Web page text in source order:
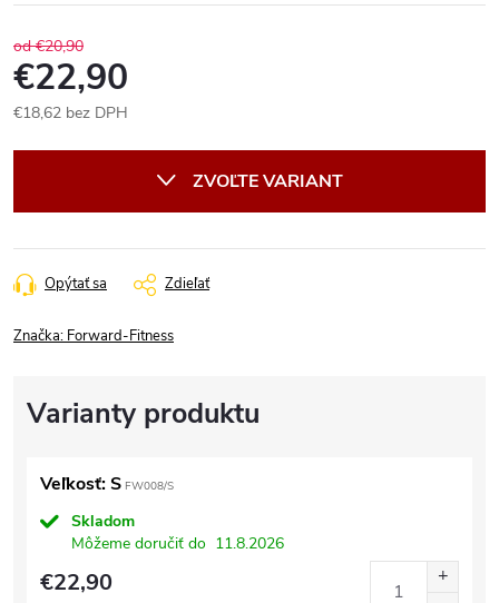
od €20,90
€22,90
€18,62 bez DPH
ZVOĽTE VARIANT
Opýtať sa Zdieľať
Značka: Forward-Fitness
Veľkosť: S FW008/S
Skladom
Môžeme doručiť do 11.8.2026
€22,90